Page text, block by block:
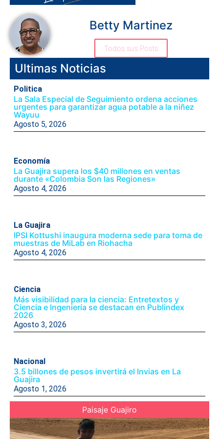
Betty Martinez
Todos sus Posts
Ultimas Noticias
Politica
La Sala Especial de Seguimiento ordena acciones
urgentes para garantizar agua potable a la niñez
Wayuu
Agosto 5, 2026
Economía
La Guajira supera los $40 millones en ventas
durante «Colombia Son las Regiones»
Agosto 4, 2026
La Guajira
IPSI Kottushi inaugura moderna sede para toma de
muestras de MiLab en Riohacha
Agosto 4, 2026
Ciencia
Más visibilidad para la ciencia: Entretextos y
Ciencia e Ingeniería se destacan en Publindex
2026
Agosto 3, 2026
Nacional
3.5 billones de pesos invertirá el Invias en La
Guajira
Agosto 1, 2026
Paisaje Guajiro